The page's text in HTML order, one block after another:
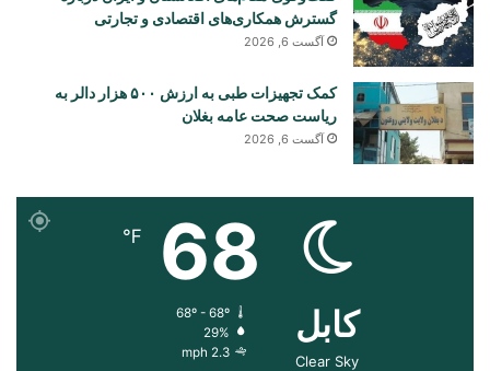
گسترش همکاری‌های اقتصادی و تجارتی
آگست 6, 2026
کمک تجهیزات طبی به ارزش ۵۰۰ هزار دالر به
ریاست صحت عامه بغلان
آگست 6, 2026
کابل
Clear Sky
68
℉
68º - 68º
29%
2.3 mph